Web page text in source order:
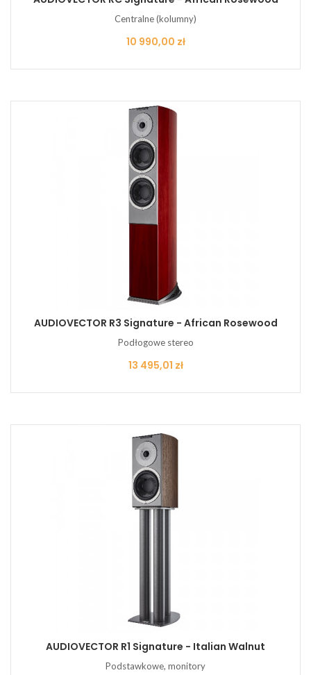
Centralne (kolumny)
Cena
10 990,00 zł
AUDIOVECTOR R3 Signature - African Rosewood
Podłogowe stereo
Cena
13 495,01 zł
AUDIOVECTOR R1 Signature - Italian Walnut
Podstawkowe, monitory